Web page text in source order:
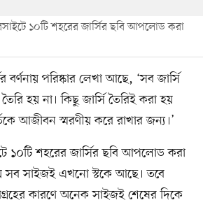
১০টি শহরের জার্সির ছবি আপলোড করা
বর্ণনায় পরিষ্কার লেখা আছে, ‘সব জার্সি
হয় না। কিছু জার্সি তৈরিই করা হয়
আজীবন স্মরণীয় করে রাখার জন্য।’
১০টি শহরের জার্সির ছবি আপলোড করা
সব সাইজই এখনো স্টকে আছে। তবে
কারণে অনেক সাইজই শেষের দিকে